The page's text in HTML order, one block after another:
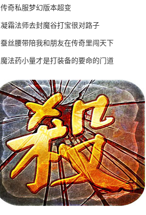
传奇私服梦幻版本超变
凝霜法师去封魔谷打宝很对路子
蚕丝腰带陪我和朋友在传奇里闯天下
魔法药小量才是打装备的要命的门道